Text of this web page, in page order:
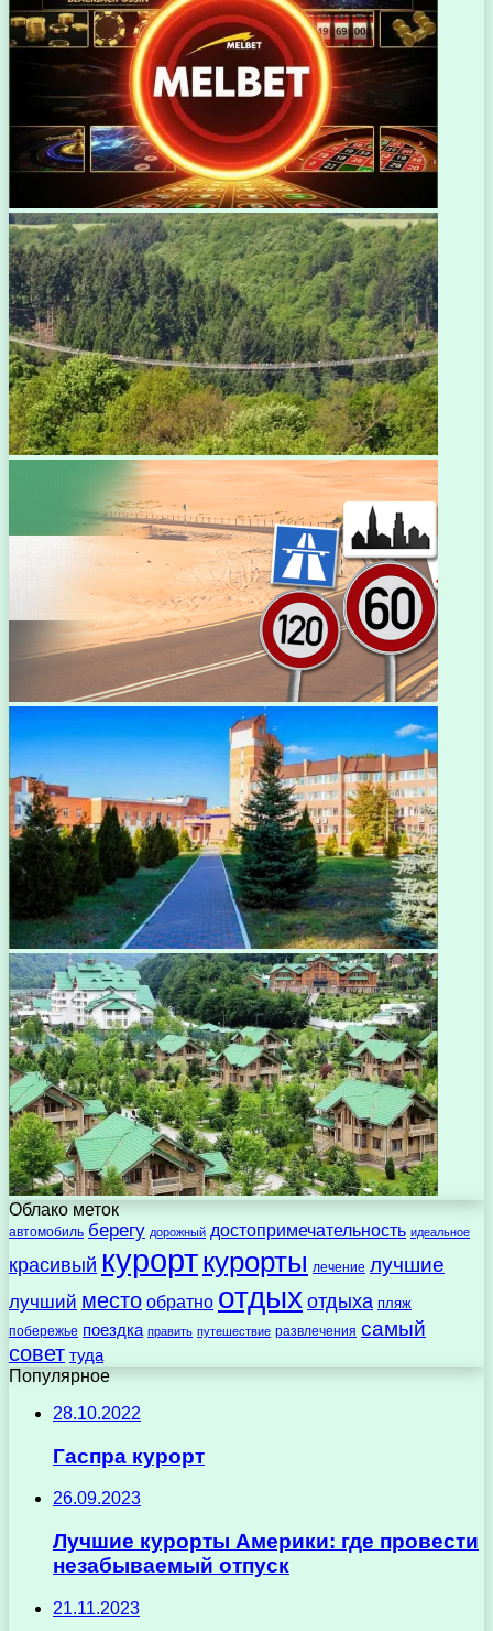
Облако меток
автомобиль берегу дорожный достопримечательность идеальное
красивый курорткурорты лечение лучшие
лучший место обратно отдыхотдыха пляж
побережье поездка править путешествие развлечения самый
совет туда
Популярное
28.10.2022
Гаспра курорт
26.09.2023
Лучшие курорты Америки: где провести
незабываемый отпуск
21.11.2023